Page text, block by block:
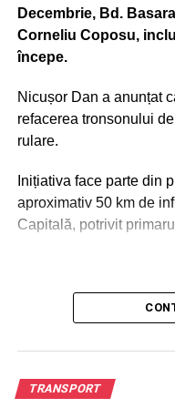
Decembrie, Bd.
Corneliu Coposu,
începe.
Nicușor Dan a anunțat
refacerea tronsonului
rulare.
Inițiativa face parte din
aproximativ 50 km de
Capitală, potrivit
Porr Construct este
de reabilitare al liniilor
reprezentanților
Subcontractanți
TRANSPORT